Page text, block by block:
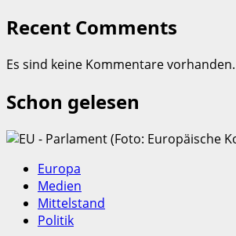
Recent Comments
Es sind keine Kommentare vorhanden.
Schon gelesen
Europa
Medien
Mittelstand
Politik